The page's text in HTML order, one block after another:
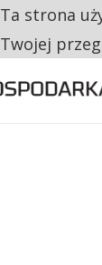
RESTRYKCJE
Ta strona
Twojej